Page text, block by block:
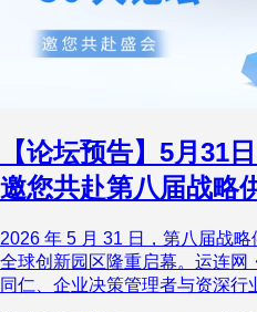
【论坛预告】5月31
邀您共赴第八届战略
2026 年 5 月 31 日，第八届战
全球创新园区隆重启幕。运连网
同仁、企业决策管理者与资深行